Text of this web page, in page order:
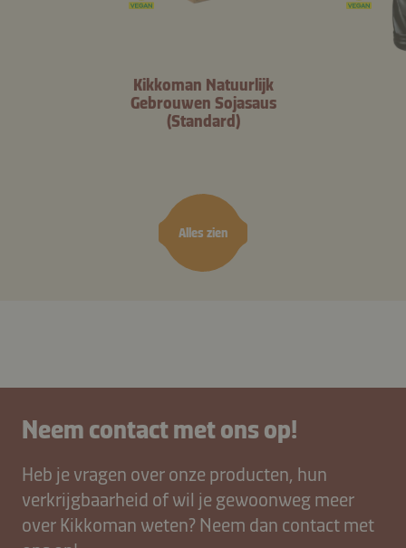
Alles zien
Kikkoman Natuurlijk
Gebrouwen Sojasaus
(Standard)
Neem contact met ons op!
Heb je vragen over onze producten, hun
verkrijgbaarheid of wil je gewoonweg meer
over Kikkoman weten? Neem dan contact met